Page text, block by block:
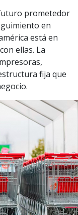
prometedor
en
está en
ellas. La
fija que